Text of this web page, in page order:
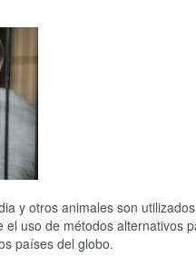
y otros animales son
el uso de métodos
países del globo.